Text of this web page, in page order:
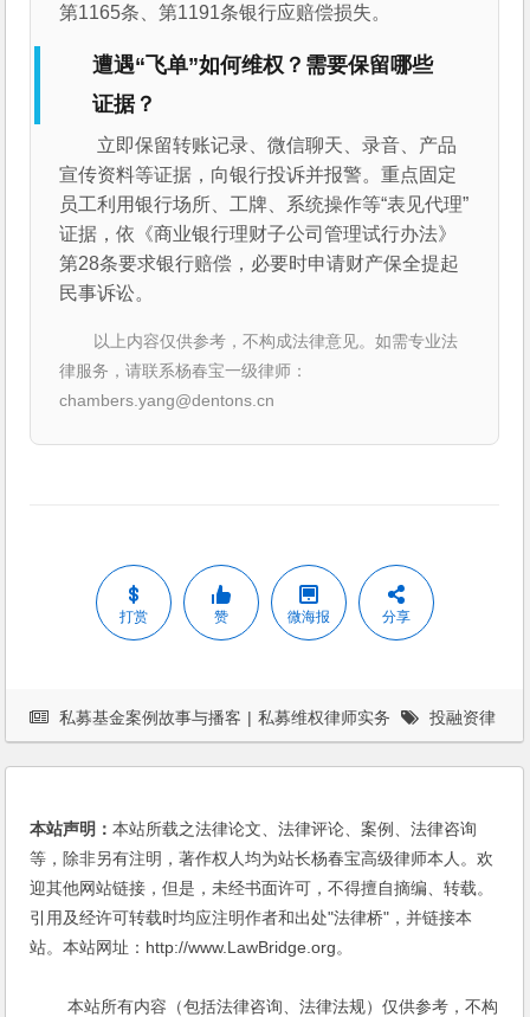
第1165条、第1191条银行应赔偿损失。
遭遇“飞单”如何维权？需要保留哪些
证据？
立即保留转账记录、微信聊天、录音、产品
宣传资料等证据，向银行投诉并报警。重点固定
员工利用银行场所、工牌、系统操作等“表见代理”
证据，依《商业银行理财子公司管理试行办法》
第28条要求银行赔偿，必要时申请财产保全提起
民事诉讼。
以上内容仅供参考，不构成法律意见。如需专业法
律服务，请联系杨春宝一级律师：
chambers.yang@dentons.cn
打赏 赞 微海报 分享
私募基金案例故事与播客 | 私募维权律师实务
投融资律
本站声明：本站所载之法律论文、法律评论、案例、法律咨询
等，除非另有注明，著作权人均为站长杨春宝高级律师本人。欢
迎其他网站链接，但是，未经书面许可，不得擅自摘编、转载。
引用及经许可转载时均应注明作者和出处"法律桥"，并链接本
站。本站网址：http://www.LawBridge.org。
本站所有内容（包括法律咨询、法律法规）仅供参考，不构